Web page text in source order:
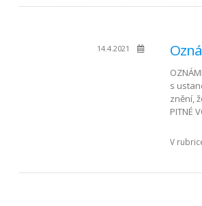
14.4.2021
s
znění,
PITNÉ
V